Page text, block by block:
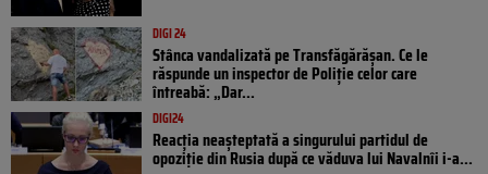
DIGI 24
Stânca vandalizată pe Transfăgărășan. Ce le
răspunde un inspector de Poliție celor care
întreabă: „Dar...
DIGI24
Reacția neașteptată a singurului partidul de
opoziţie din Rusia după ce văduva lui Navalnîi i-a...